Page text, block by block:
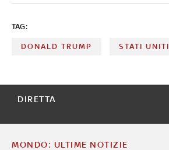
TAG:
DONALD TRUMP STATI UNITI
DIRETTA
MONDO: ULTIME NOTIZIE